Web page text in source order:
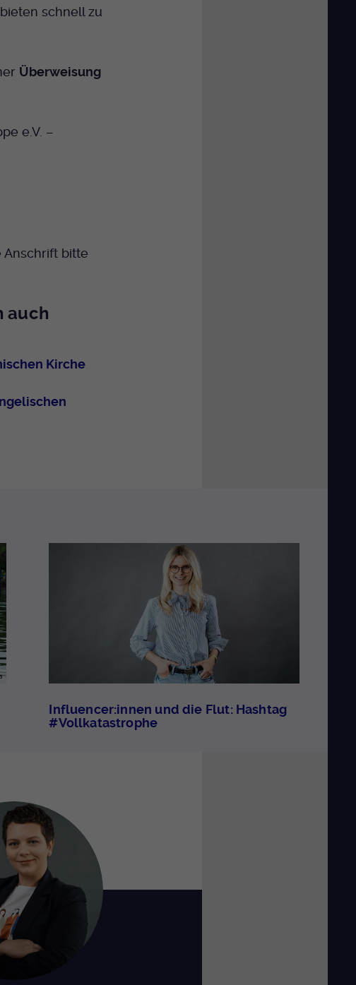
schnell zu
Überweisung
e.V. –
Anschrift bitte
auch
Kirche
Influencer:innen und die Flut: Hashtag
#Vollkatastrophe